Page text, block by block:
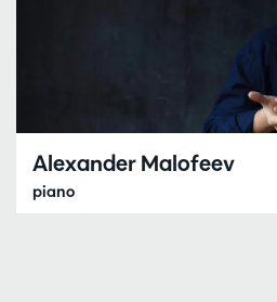
Alexander Malofeev
piano